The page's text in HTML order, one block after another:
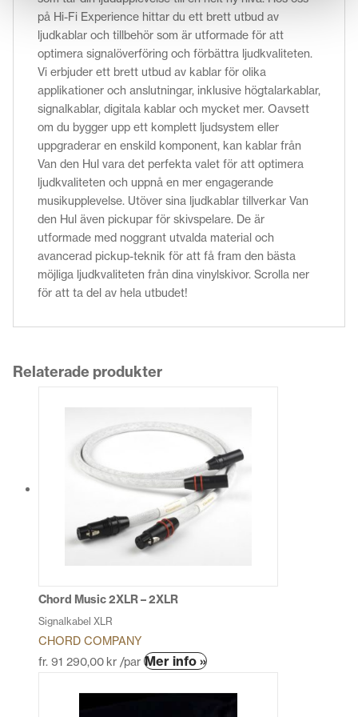
på Hi-Fi Experience hittar du ett brett utbud av
ljudkablar och tillbehör som är utformade för att
optimera signalöverföring och förbättra ljudkvaliteten.
Vi erbjuder ett brett utbud av kablar för olika
applikationer och anslutningar, inklusive högtalarkablar,
signalkablar, digitala kablar och mycket mer. Oavsett
om du bygger upp ett komplett ljudsystem eller
uppgraderar en enskild komponent, kan kablar från
Van den Hul vara det perfekta valet för att optimera
ljudkvaliteten och uppnå en mer engagerande
musikupplevelse. Utöver sina ljudkablar tillverkar Van
den Hul även pickupar för skivspelare. De är
utformade med noggrant utvalda material och
avancerad pickup-teknik för att få fram den bästa
möjliga ljudkvaliteten från dina vinylskivor. Scrolla ner
för att ta del av hela utbudet!
Relaterade produkter
Chord Music 2XLR – 2XLR
Signalkabel XLR
CHORD COMPANY
fr. 91 290,00 kr /par Mer info »Den
produkten